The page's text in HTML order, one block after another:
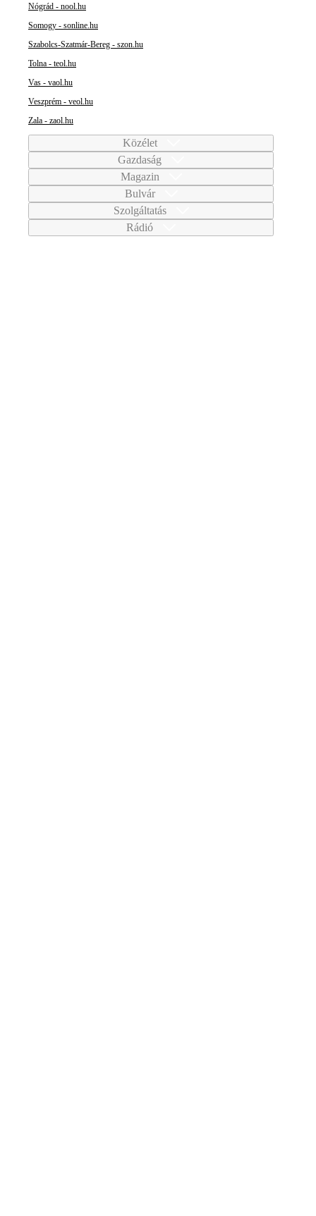
Nógrád - nool.hu
Somogy - sonline.hu
Szabolcs-Szatmár-Bereg - szon.hu
Tolna - teol.hu
Vas - vaol.hu
Veszprém - veol.hu
Zala - zaol.hu
Közélet
Gazdaság
Magazin
Bulvár
Szolgáltatás
Rádió